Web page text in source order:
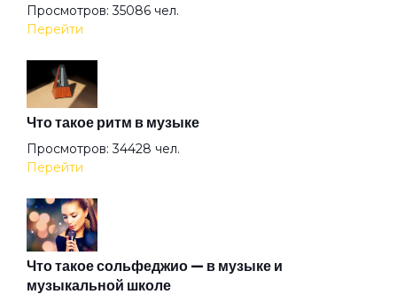
Всё хорошо!
Где душа летает
Герр Захер Мазох
Гильотины сечение
Просмотров: 35086 чел.
Перейти
Что такое ритм в музыке
Просмотров: 34428 чел.
Перейти
Что такое сольфеджио — в музыке и
музыкальной школе